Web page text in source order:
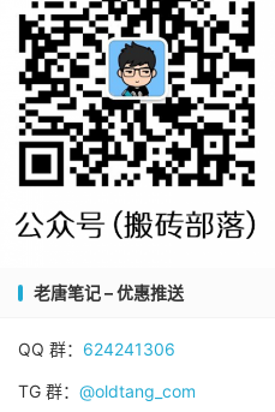
老唐笔记 – 优惠推送
QQ 群： 624241306
TG 群： @oldtang_com